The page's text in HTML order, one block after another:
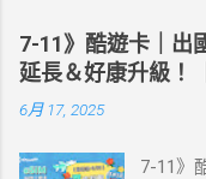
7-11》酷遊卡｜出
延長＆好康升級！
6月 17, 2025
7-11》